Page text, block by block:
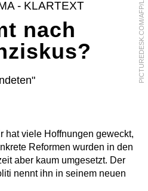
I
C
T
U
R
E
D
E
S
K
.
C
O
M
/
A
F
P
/
L
U
S
T
A
T
- KLARTEXT
nach
hat viele Hoffnungen geweckt,
Reformen wurden in den
aber kaum umgesetzt. Der
nennt ihn in seinem neuen